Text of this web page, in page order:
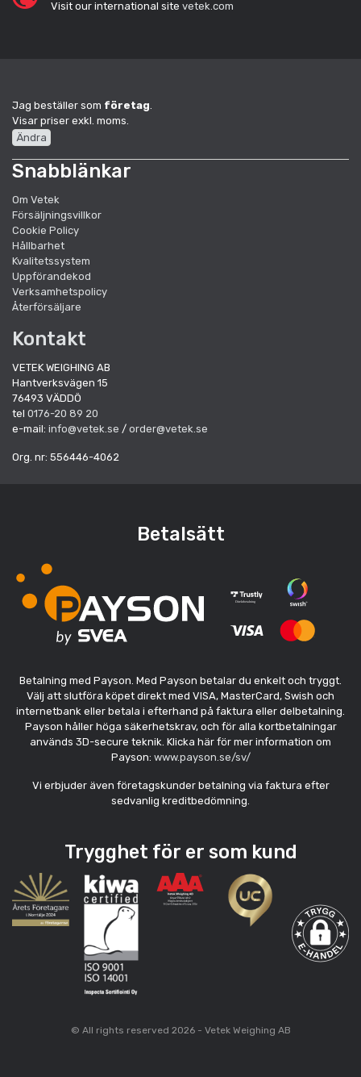
Visit our international site vetek.com
Jag beställer som företag.
Visar priser exkl. moms.
Ändra
Snabblänkar
Om Vetek
Försäljningsvillkor
Cookie Policy
Hållbarhet
Kvalitetssystem
Uppförandekod
Verksamhetspolicy
Återförsäljare
Kontakt
VETEK WEIGHING AB
Hantverksvägen 15
76493 VÄDDÖ
tel 0176-20 89 20
e-mail: info@vetek.se / order@vetek.se
Org. nr: 556446-4062
Betalsätt
Betalning med Payson. Med Payson betalar du enkelt och tryggt.
Välj att slutföra köpet direkt med VISA, MasterCard, Swish och
internetbank eller betala i efterhand på faktura eller delbetalning.
Payson håller höga säkerhetskrav, och för alla kortbetalningar
används 3D-secure teknik. Klicka här för mer information om
Payson: www.payson.se/sv/
Vi erbjuder även företagskunder betalning via faktura efter
sedvanlig kreditbedömning.
Trygghet för er som kund
© All rights reserved 2026 - Vetek Weighing AB